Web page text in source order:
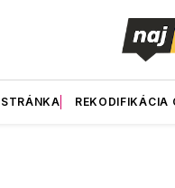
REKODIFIKÁCIA